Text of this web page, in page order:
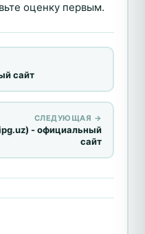
оценку первым.
сайт
СЛЕДУЮЩАЯ →
- официальный
сайт